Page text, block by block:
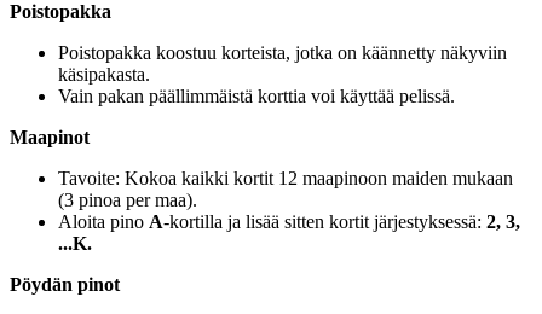
Poistopakka
Poistopakka koostuu korteista, jotka on käännetty näkyviin
käsipakasta.
Vain pakan päällimmäistä korttia voi käyttää pelissä.
Maapinot
Tavoite: Kokoa kaikki kortit 12 maapinoon maiden mukaan
(3 pinoa per maa).
Aloita pino A-kortilla ja lisää sitten kortit järjestyksessä: 2, 3,
...K.
Pöydän pinot